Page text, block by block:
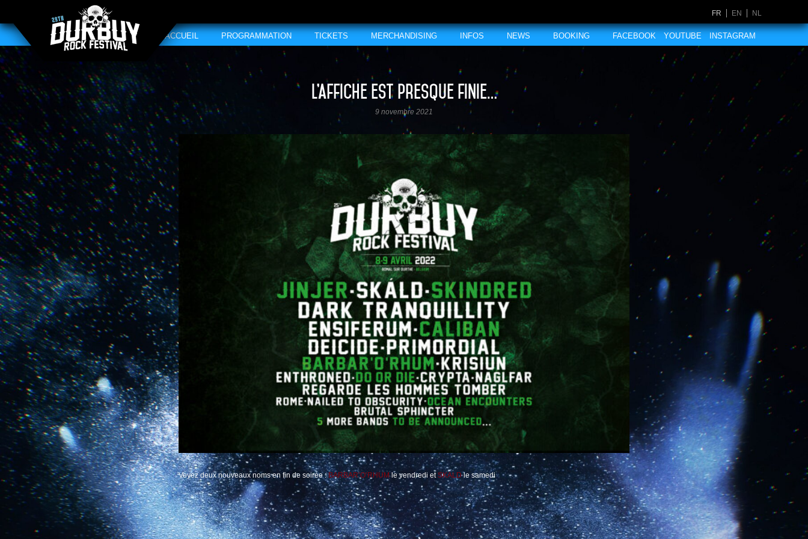
FR EN NL
ACCUEIL PROGRAMMATION TICKETS MERCHANDISING INFOS NEWS BOOKING FACEBOOK YOUTUBE INSTAGRAM
L’affiche est presque finie…
9 novembre 2021
Voyez deux nouveaux noms en fin de soirée :BARBAR’O’RHUMle vendredi etSKALDle samedi